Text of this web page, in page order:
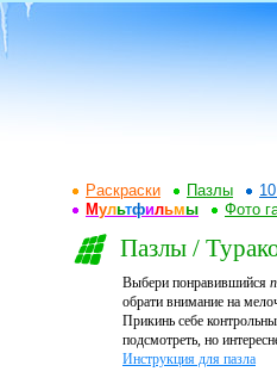
Раскраски Пазлы
Мультфильмы Фото
Пазлы /
Выбери понравившийся
обрати внимание на
Прикинь себе
подсмотреть, но
Инструкция для пазла